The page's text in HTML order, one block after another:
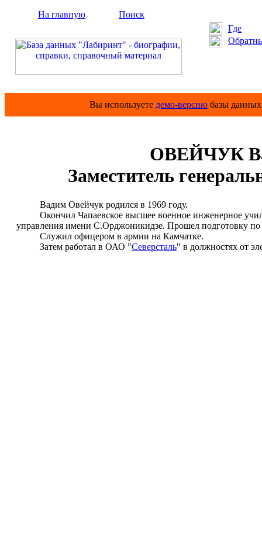
На главную
Поиск
Где
Вы используете демо-версию базы
ОВЕЙЧУК
Заместитель
Вадим Овейчук родился в 1969 году.
Окончил Чапаевское высшее военное инженерное
управления имени С.Орджоникидзе. Прошел подготовку по
Служил офицером в армии на Камчатке.
Затем работал в ОАО "Северсталь" в должностях от